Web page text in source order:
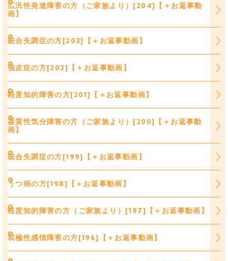
広汎性発達障害の方（ご家族より）[204]【＋お返事動
画】
統合失調症の方[203]【＋お返事動画】
強皮症の方[202]【＋お返事動画】
軽度知的障害の方[201]【＋お返事動画】
器質性気分障害の方（ご家族より）[200]【＋お返事動
画】
統合失調症の方[199]【＋お返事動画】
うつ病の方[198]【＋お返事動画】
軽度知的障害の方（ご家族より）[197]【＋お返事動画】
双極性感情障害の方[196]【＋お返事動画】